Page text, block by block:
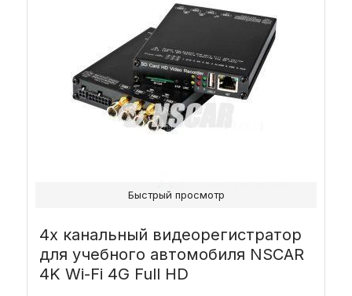
4х канальный видеорегистратор
для учебного автомобиля NSCAR
4K Wi-Fi 4G Full HD
Быстрый просмотр